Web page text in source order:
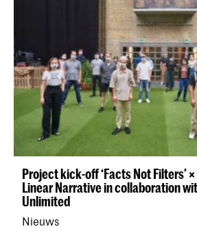
Project kick-off ‘Facts Not Filters’
Linear Narrative in collaboration
Unlimited
Nieuws